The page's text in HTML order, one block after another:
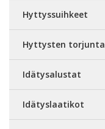
Hyttyssuihkeet
Hyttysten torjunta
Idätysalustat
Idätyslaatikot